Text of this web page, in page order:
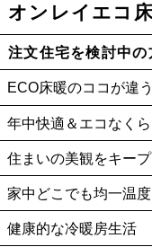
オンレイエコ
注文住宅を検討中の
ECO床暖のココが違う
年中快適＆エコなく
住まいの美観をキープ
家中どこでも均一温度
健康的な冷暖房生活